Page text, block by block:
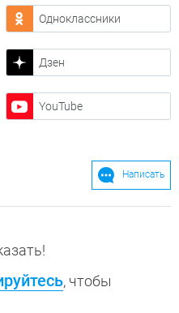
Одноклассники
Дзен
YouTube
Написать
, чтобы